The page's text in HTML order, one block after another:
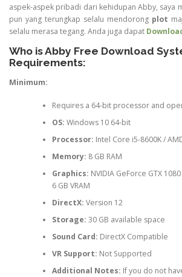
aspek-aspek pribadi dari kehidupan Abby, saya
pun yang terungkap selalu mendorong plot
selalu merasa tegang. Anda juga dapat
Who is Abby Free Download
Requirements:
Minimum:
Requires a 64-bit processor and
OS: Windows 10 64-bit
Processor: Intel Core i5-8600K /
Memory: 8 GB RAM
Graphics: NVIDIA GeForce GTX
6 GB VRAM
DirectX: Version 12
Storage: 30 GB available space
Sound Card: DirectX Compatible
VR Support: Not Supported
Additional Notes: If you do not